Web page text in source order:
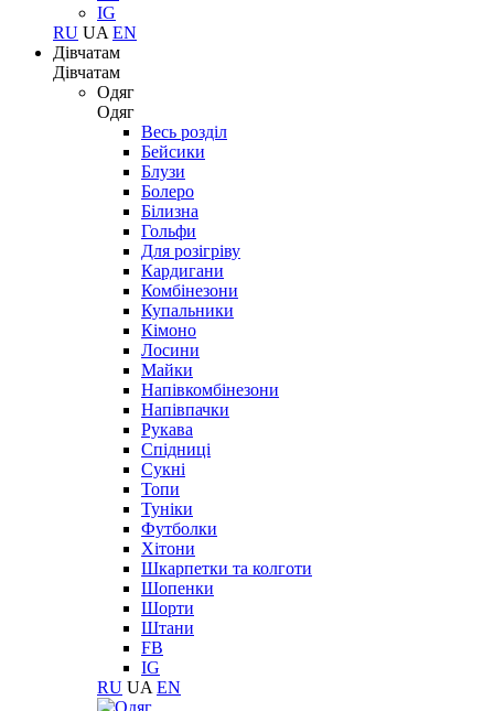
IG
RU UA EN
Дівчатам
Дівчатам
Одяг
Одяг
Весь розділ
Бейсики
Блузи
Болеро
Білизна
Гольфи
Для розігріву
Кардигани
Комбінезони
Купальники
Кімоно
Лосини
Майки
Напівкомбінезони
Напівпачки
Рукава
Спідниці
Сукні
Топи
Туніки
Футболки
Хітони
Шкарпетки та колготи
Шопенки
Шорти
Штани
FB
IG
RU UA EN